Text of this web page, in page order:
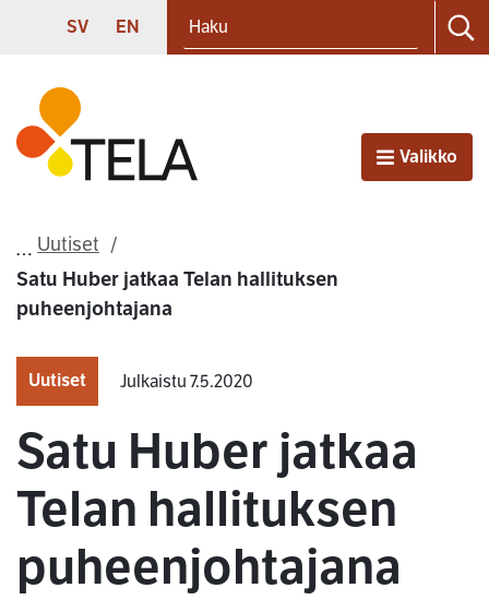
Siirry sisältöön
SVENSKA
SV ENGLISH
EN
Etusivu
AvaaValikko
Uutiset
Satu Huber jatkaa Telan hallituksen
puheenjohtajana
Uutiset Julkaistu 7.5.2020
Satu Huber jatkaa
Telan hallituksen
puheenjohtajana